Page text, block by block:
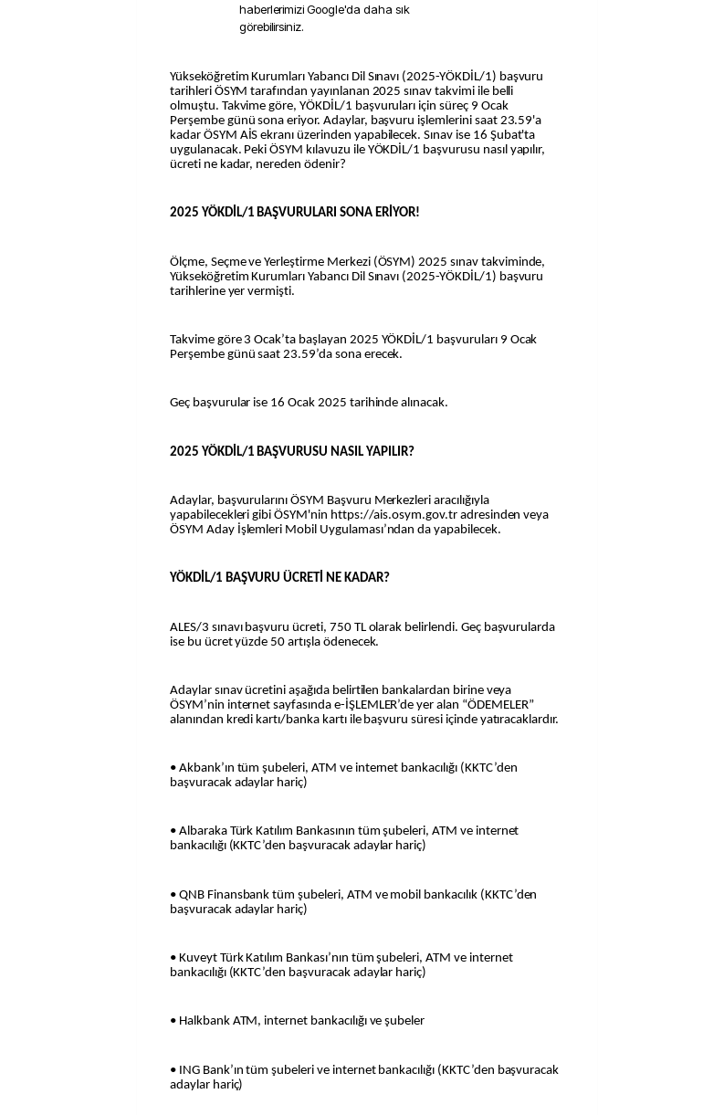
haberlerimizi Google'da daha sık
görebilirsiniz.
Yükseköğretim Kurumları Yabancı Dil Sınavı (2025-YÖKDİL/1) başvuru
tarihleri ÖSYM tarafından yayınlanan 2025 sınav takvimi ile belli
olmuştu. Takvime göre, YÖKDİL/1 başvuruları için süreç 9 Ocak
Perşembe günü sona eriyor. Adaylar, başvuru işlemlerini saat 23.59'a
kadar ÖSYM AİS ekranı üzerinden yapabilecek. Sınav ise 16 Şubat'ta
uygulanacak. Peki ÖSYM kılavuzu ile YÖKDİL/1 başvurusu nasıl yapılır,
ücreti ne kadar, nereden ödenir?
2025 YÖKDİL/1 BAŞVURULARI SONA ERİYOR!
Ölçme, Seçme ve Yerleştirme Merkezi (ÖSYM) 2025 sınav takviminde,
Yükseköğretim Kurumları Yabancı Dil Sınavı (2025-YÖKDİL/1) başvuru
tarihlerine yer vermişti.
Takvime göre 3 Ocak’ta başlayan 2025 YÖKDİL/1 başvuruları 9 Ocak
Perşembe günü saat 23.59’da sona erecek.
Geç başvurular ise 16 Ocak 2025 tarihinde alınacak.
2025 YÖKDİL/1 BAŞVURUSU NASIL YAPILIR?
Adaylar, başvurularını ÖSYM Başvuru Merkezleri aracılığıyla
yapabilecekleri gibi ÖSYM'nin https://ais.osym.gov.tr adresinden veya
ÖSYM Aday İşlemleri Mobil Uygulaması’ndan da yapabilecek.
YÖKDİL/1 BAŞVURU ÜCRETİ NE KADAR?
ALES/3 sınavı başvuru ücreti, 750 TL olarak belirlendi. Geç başvurularda
ise bu ücret yüzde 50 artışla ödenecek.
Adaylar sınav ücretini aşağıda belirtilen bankalardan birine veya
ÖSYM’nin internet sayfasında e-İŞLEMLER’de yer alan “ÖDEMELER”
alanından kredi kartı/banka kartı ile başvuru süresi içinde yatıracaklardır.
• Akbank’ın tüm şubeleri, ATM ve internet bankacılığı (KKTC’den
başvuracak adaylar hariç)
• Albaraka Türk Katılım Bankasının tüm şubeleri, ATM ve internet
bankacılığı (KKTC’den başvuracak adaylar hariç)
• QNB Finansbank tüm şubeleri, ATM ve mobil bankacılık (KKTC’den
başvuracak adaylar hariç)
• Kuveyt Türk Katılım Bankası’nın tüm şubeleri, ATM ve internet
bankacılığı (KKTC’den başvuracak adaylar hariç)
• Halkbank ATM, internet bankacılığı ve şubeler
• ING Bank’ın tüm şubeleri ve internet bankacılığı (KKTC’den başvuracak
adaylar hariç)